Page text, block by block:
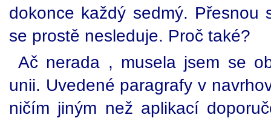
dokonce každý sedmý. Přesnou
se prostě nesleduje. Proč také?
Ač nerada , musela jsem se
unii. Uvedené paragrafy v
ničím jiným než aplikací